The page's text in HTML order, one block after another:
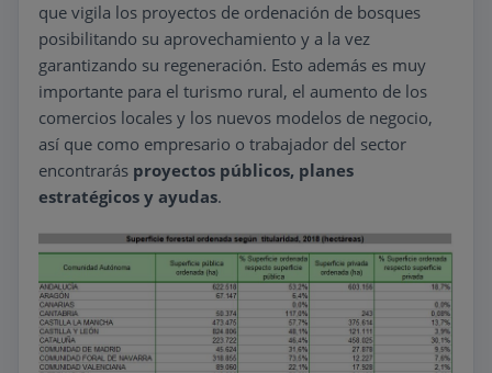
que vigila los proyectos de ordenación de bosques
posibilitando su aprovechamiento y a la vez
garantizando su regeneración. Esto además es muy
importante para el turismo rural, el aumento de los
comercios locales y los nuevos modelos de negocio,
así que como empresario o trabajador del sector
encontrarás proyectos públicos, planes
estratégicos y ayudas.